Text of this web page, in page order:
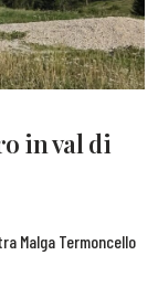
in val di
Malga Termoncello